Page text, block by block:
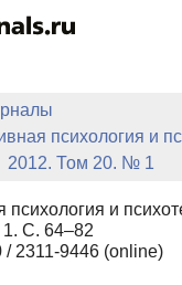
содержанию
НОВОСТИ
АВТОРЫ
КЛЮЧЕВЫЕ СЛОВА
психология и
2012. Том 20. № 1
психология и
С. 64–82
/ 2311-9446 (online)